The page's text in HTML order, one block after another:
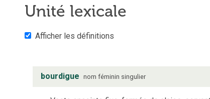
Unité lexicale
Afficher les définitions
bourdigue nom féminin singulier